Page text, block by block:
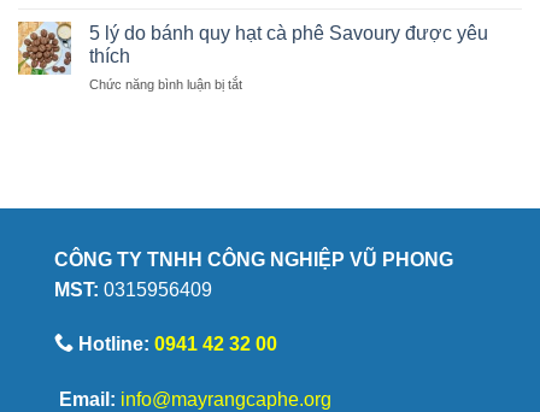
giữ
vị
hạt
cà
chất
vị
cà
5 lý do bánh quy hạt cà phê Savoury được yêu
thích
Chức năng bình luận bị tắtở
hạt
Savoury
CÔNG TY TNHH CÔNG NGHIỆP VŨ PHONG
MST: 0315956409
Hotline: 0941 42 32 00
Email: info@mayrangcaphe.org